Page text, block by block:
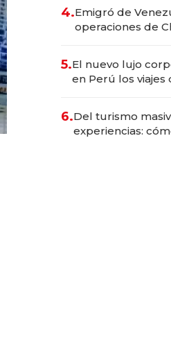
4.Emigró de
operaciones de
5.El nuevo lujo
en Perú los viajes
6.Del turismo
experiencias: